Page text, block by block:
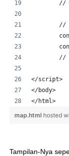
//
</script>
</body>
</html>
map.html hosted
Tampilan-Nya